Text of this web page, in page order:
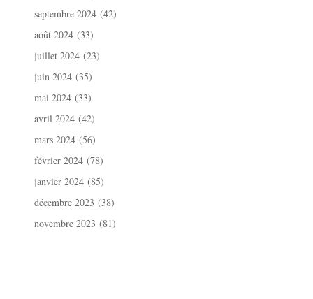
septembre 2024 (42)
août 2024 (33)
juillet 2024 (23)
juin 2024 (35)
mai 2024 (33)
avril 2024 (42)
mars 2024 (56)
février 2024 (78)
janvier 2024 (85)
décembre 2023 (38)
novembre 2023 (81)